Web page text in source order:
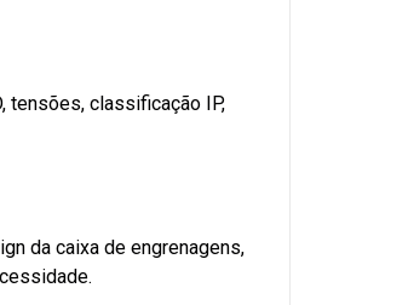
tensões, classificação IP,
da caixa de engrenagens,